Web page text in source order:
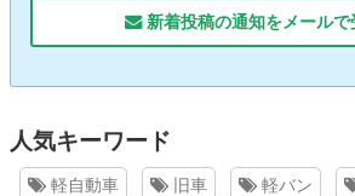
新着投稿の通知をメールで
人気キーワード
軽自動車 旧車 軽バン